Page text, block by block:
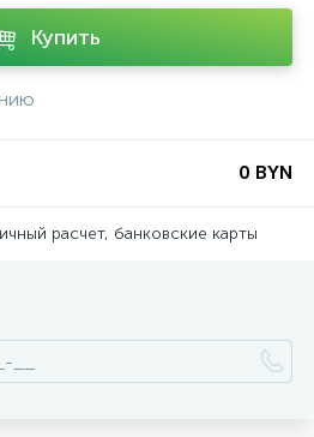
Купить
0 BYN
расчет, банковские карты